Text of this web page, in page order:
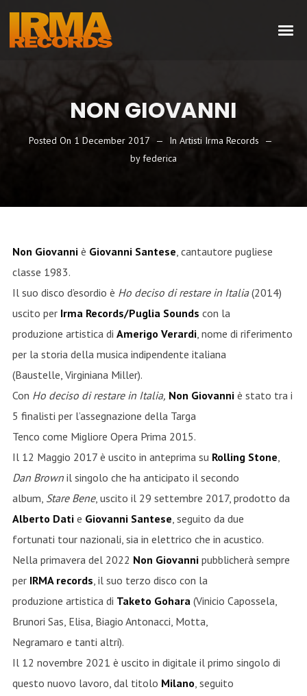
NON GIOVANNI
Posted On 1 December 2017 In Artisti Irma Records
byfederica
Non Giovanniè Giovanni Santese, cantautore pugliese
classe 1983.
Il suo disco d’esordio è Ho deciso di restare in Italia(2014)
uscito per Irma Records/Puglia Sounds con la
produzione artistica di Amerigo Verardi, nome di riferimento
per la storia della musica indipendente italiana
(Baustelle, Virginiana Miller).
Con Ho deciso di restare in Italia, Non Giovanniè stato tra i
5 finalisti per l’assegnazione della Targa
Tenco come Migliore Opera Prima 2015.
Il 12 Maggio 2017 è uscito in anteprima suRolling Stone,
Dan Brownil singolo che ha anticipato il secondo
album, Stare Bene, uscito il 29 settembre 2017, prodotto da
Alberto Datie Giovanni Santese, seguito da due
fortunati tour nazionali, sia in elettrico che in acustico.
Nella primavera del 2022 Non Giovannipubblicherà sempre
per IRMA records, il suo terzo disco con la
produzione artistica di Taketo Gohara(Vinicio Capossela,
Brunori Sas, Elisa, Biagio Antonacci, Motta,
Negramaro e tanti altri).
Il 12 novembre 2021 è uscito in digitale il primo singolo di
questo nuovo lavoro, dal titolo Milano, seguito